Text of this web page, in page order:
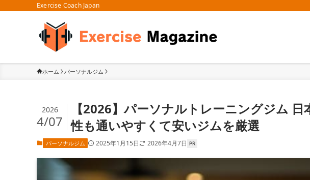
Exercise Coach Japan
ホーム パーソナルジム
【2026】パーソナルトレーニングジム
性も通いやすくて安いジムを厳選
2026
4/07
パーソナルジム 2025年1月15日 2026年4月7日